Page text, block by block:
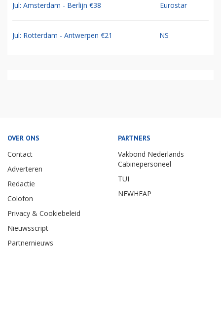
Jul: Amsterdam - Berlijn €38 Eurostar
Jul: Rotterdam - Antwerpen €21 NS
OVER ONS
Contact
Adverteren
Redactie
Colofon
Privacy & Cookiebeleid
Nieuwsscript
Partnernieuws
PARTNERS
Vakbond Nederlands
Cabinepersoneel
TUI
NEWHEAP